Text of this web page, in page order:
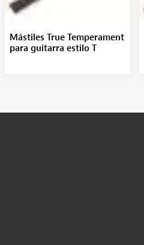
Mástiles True Temperament
para guitarra estilo T